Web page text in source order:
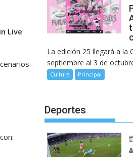
Live
La edición 25 llegará a la
septiembre al 3 de
Cultura Principal
Deportes